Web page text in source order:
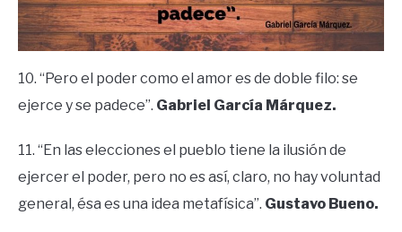
10. “Pero el poder como el amor es de doble filo: se
ejerce y se padece”. Gabriel García Márquez.
11. “En las elecciones el pueblo tiene la ilusión de
ejercer el poder, pero no es así, claro, no hay voluntad
general, ésa es una idea metafísica”. Gustavo Bueno.